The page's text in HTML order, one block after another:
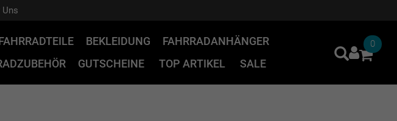
Uns
BEKLEIDUNG
FAHRRADANHÄNGER
GUTSCHEINE TOP ARTIKEL SALE
0